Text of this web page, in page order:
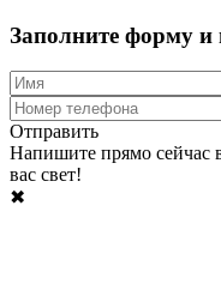
Заполните форму
Отправить
Напишите прямо сейчас
вас свет!
✖